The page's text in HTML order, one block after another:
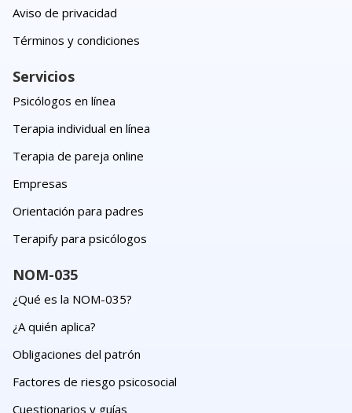
Aviso de privacidad
Términos y condiciones
Servicios
Psicólogos en línea
Terapia individual en línea
Terapia de pareja online
Empresas
Orientación para padres
Terapify para psicólogos
NOM-035
¿Qué es la NOM-035?
¿A quién aplica?
Obligaciones del patrón
Factores de riesgo psicosocial
Cuestionarios y guías